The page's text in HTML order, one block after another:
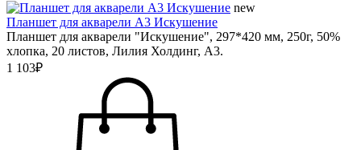
new
Планшет для акварели А3 Искушение
Планшет для акварели "Искушение", 297*420 мм, 250г, 50%
хлопка, 20 листов, Лилия Холдинг, А3.
1 103₽